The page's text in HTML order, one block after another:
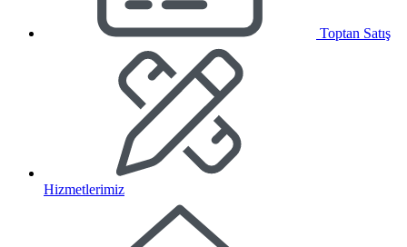
Toptan Satış
Hizmetlerimiz